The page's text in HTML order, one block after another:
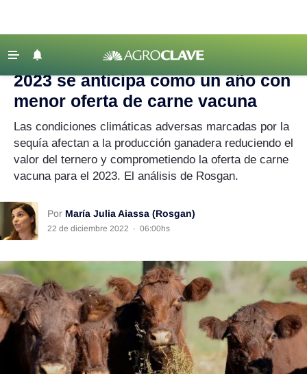
Lechería
Tecnología
Agenda
Regionales
Agronegocios
Mercados
‹ VOLVER
Agroclave Ganadería | carne vacuna
2023 se anticipa como un año con
menor oferta de carne vacuna
Las condiciones climáticas adversas marcadas por la
sequía afectan a la producción ganadera reduciendo el
valor del ternero y comprometiendo la oferta de carne
vacuna para el 2023. El análisis de Rosgan.
Por María Julia Aiassa (Rosgan)
22 de diciembre 2022 · 06:00hs